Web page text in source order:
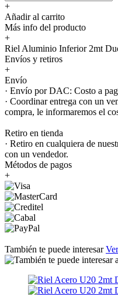
+
Añadir al carrito
Más info del producto
+
Riel Aluminio Inferior 2mt
Envíos y retiros
+
Envío
· Envío por DAC: Costo a
· Coordinar entrega con un
compra, le informaremos el
Retiro en tienda
· Retiro en cualquiera de
con un vendedor.
Métodos de pagos
+
También te puede interesar